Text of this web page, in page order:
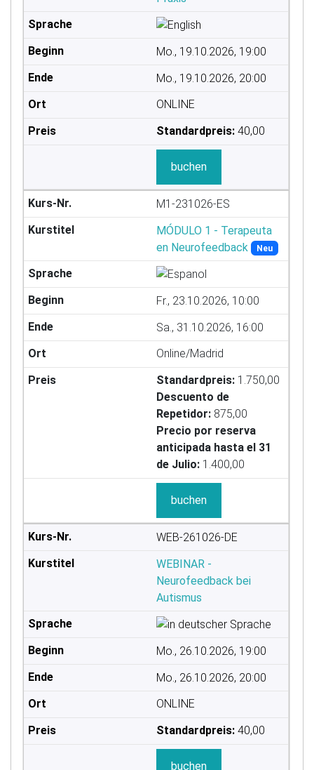
Mo., 19.10.2026, 19:00
Mo., 19.10.2026, 20:00
ONLINE
Standardpreis: 40,00
buchen
M1-231026-ES
MÓDULO 1 - Terapeuta
en Neurofeedback
Neu
Fr., 23.10.2026, 10:00
Sa., 31.10.2026, 16:00
Online/Madrid
Standardpreis: 1.750,00
Descuento de
Repetidor: 875,00
Precio por reserva
anticipada hasta el 31
de Julio: 1.400,00
buchen
WEB-261026-DE
WEBINAR -
Neurofeedback bei
Autismus
Mo., 26.10.2026, 19:00
Mo., 26.10.2026, 20:00
ONLINE
Standardpreis: 40,00
buchen